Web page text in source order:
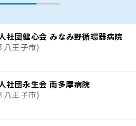
社団健心会 みなみ野循環器病院
八王子市)
社団永生会 南多摩病院
八王子市)